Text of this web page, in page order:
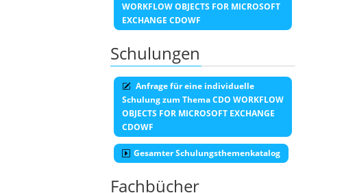
WORKFLOW OBJECTS FOR MICROSOFT
EXCHANGE CDOWF
Schulungen
Anfrage für eine individuelle
Schulung zum Thema CDO WORKFLOW
OBJECTS FOR MICROSOFT EXCHANGE
CDOWF
Gesamter Schulungsthemenkatalog
Fachbücher